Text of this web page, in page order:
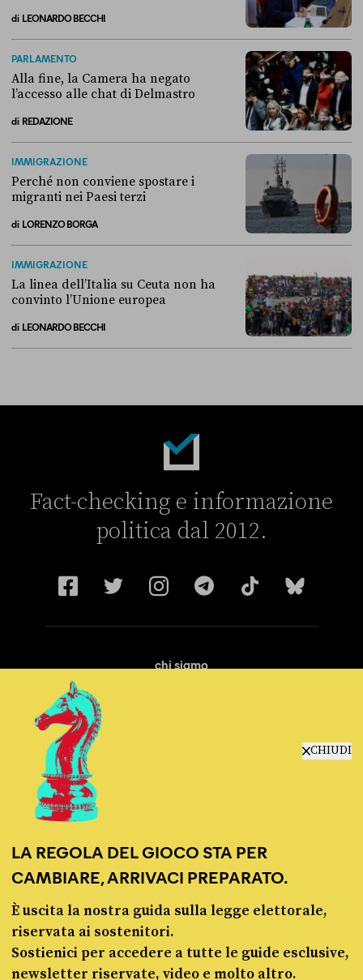
CHIUDI
LA REGOLA DEL GIOCO STA PER
CAMBIARE, ARRIVACI PREPARATO.
È uscita la nostra guida sulla legge elettorale,
riservata ai sostenitori.
Sostienici per accedere a tutte le guide esclusive,
newsletter riservate, video e molto altro.
di LEONARDO BECCHI
PARLAMENTO
Alla fine, la Camera ha negato
l’accesso alle chat di Delmastro
di REDAZIONE
IMMIGRAZIONE
Perché non conviene spostare i
migranti nei Paesi terzi
di LORENZO BORGA
IMMIGRAZIONE
La linea dell’Italia su Ceuta non ha
convinto l’Unione europea
di LEONARDO BECCHI
Fact-checking e informazione
politica dal 2012.
chi siamo
© Pagella Politica 2012 - 2026
Pagella Politica è una testata registrata presso il Tribunale di Milano, n. 55 del 8
marzo 2021. ISSN 2974-9387